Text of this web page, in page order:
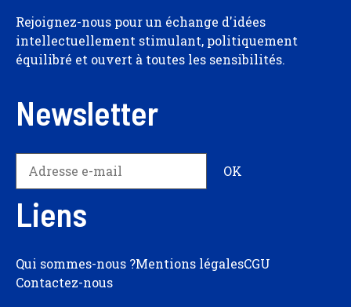
Rejoignez-nous pour un échange d'idées
intellectuellement stimulant, politiquement
équilibré et ouvert à toutes les sensibilités.
Newsletter
Liens
Qui sommes-nous ?Mentions légalesCGU
Contactez-nous